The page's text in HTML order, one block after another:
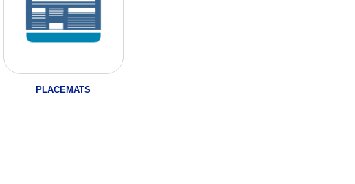
PLACEMATS